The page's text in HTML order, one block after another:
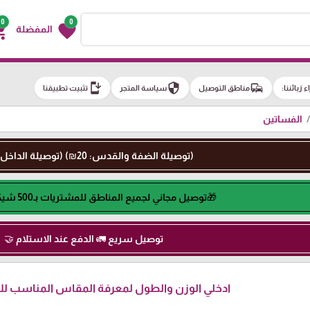
0
favorite المفضلة
0
زبائننا: commuteمناطق التوصيل securityسياسة المتجر install_mobileتثبيت تطبيقنا
الفساتين
(توصيلة الضفة والقدس: 20₪) (توصيلة الداخل: 50₪)
🎁توصيل مجاني لجميع المناطق للمشتريات بـ500 شيكل او اكثر🎁
توصيل سريع 🚛 الدفع عند الاستلام 🤝
ادخلي الوزن والطول لمعرفة المقاس المناسب